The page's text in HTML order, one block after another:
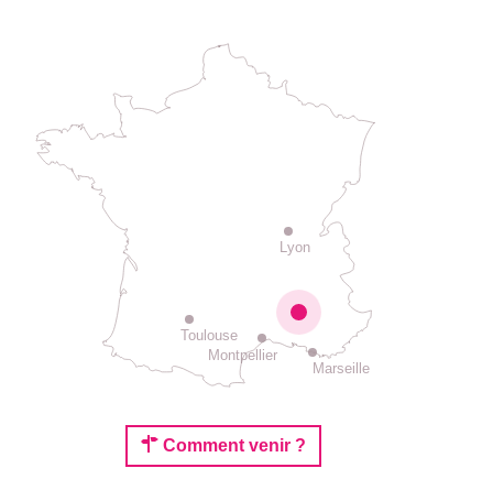
Lyon
Montpellier
Toulouse
Marseille
Comment venir ?